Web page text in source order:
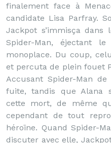
finalement face à
candidate Lisa Parfray.
Jackpot s’immisça
Spider-Man, éjectant
monoplace. Du coup,
et percuta de plein fouet
Accusant Spider-Man
fuite, tandis que Alana
cette mort, de même
cependant de tout
héroïne. Quand Spider-
discuter avec elle,